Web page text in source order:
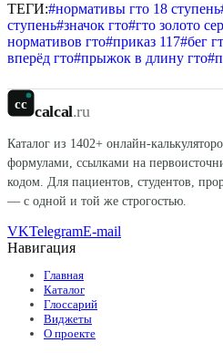
ТЕГИ:#нормативы гто 18 ступень
ступень#значок гто#гто золото
нормативов гто#приказ 117#бег
вперёд гто#прыжок в длину гто#
cc calcal.ru
Каталог из 1402+ онлайн-
формулами, ссылками на
кодом. Для пациентов, студентов,
— с одной и той же строгостью.
VKTelegramE-mail
Навигация
Главная
Каталог
Глоссарий
Виджеты
О проекте